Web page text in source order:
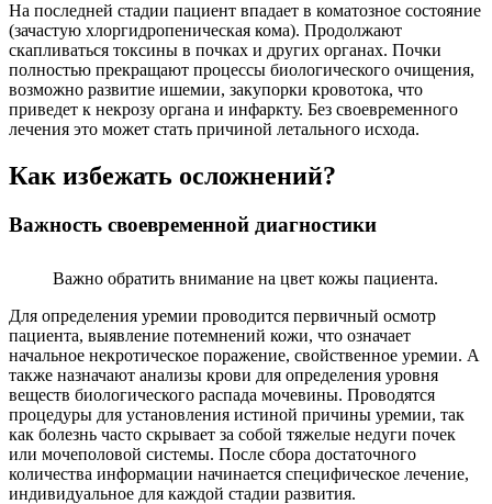
На последней стадии пациент впадает в коматозное состояние
(зачастую хлоргидропеническая кома). Продолжают
скапливаться токсины в почках и других органах. Почки
полностью прекращают процессы биологического очищения,
возможно развитие ишемии, закупорки кровотока, что
приведет к некрозу органа и инфаркту. Без своевременного
лечения это может стать причиной летального исхода.
Как избежать осложнений?
Важность своевременной диагностики
Важно обратить внимание на цвет кожы пациента.
Для определения уремии проводится первичный осмотр
пациента, выявление потемнений кожи, что означает
начальное некротическое поражение, свойственное уремии. А
также назначают анализы крови для определения уровня
веществ биологического распада мочевины. Проводятся
процедуры для установления истиной причины уремии, так
как болезнь часто скрывает за собой тяжелые недуги почек
или мочеполовой системы. После сбора достаточного
количества информации начинается специфическое лечение,
индивидуальное для каждой стадии развития.